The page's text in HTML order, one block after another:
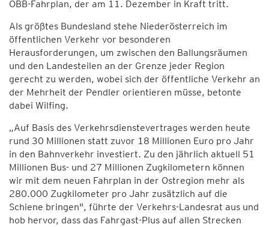
ÖBB-Fahrplan, der am 11. Dezember in Kraft tritt.
Als größtes Bundesland stehe Niederösterreich im
öffentlichen Verkehr vor besonderen
Herausforderungen, um zwischen den Ballungsräumen
und den Landesteilen an der Grenze jeder Region
gerecht zu werden, wobei sich der öffentliche Verkehr an
der Mehrheit der Pendler orientieren müsse, betonte
dabei Wilfing.
„Auf Basis des Verkehrsdienstevertrages werden heute
rund 30 Millionen statt zuvor 18 Millionen Euro pro Jahr
in den Bahnverkehr investiert. Zu den jährlich aktuell 51
Millionen Bus- und 27 Millionen Zugkilometern können
wir mit dem neuen Fahrplan in der Ostregion mehr als
280.000 Zugkilometer pro Jahr zusätzlich auf die
Schiene bringen", führte der Verkehrs-Landesrat aus und
hob hervor, dass das Fahrgast-Plus auf allen Strecken